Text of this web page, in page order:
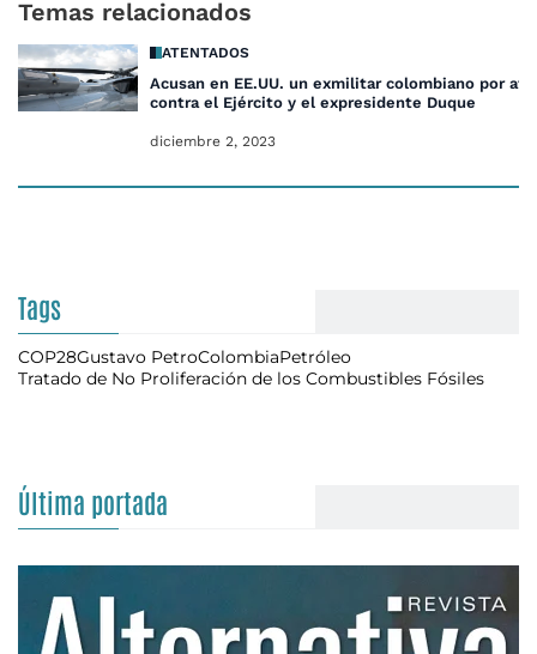
Temas relacionados
ATENTADOS
Acusan en EE.UU. un exmilitar colombiano por
contra el Ejército y el expresidente Duque
diciembre 2, 2023
Tags
COP28Gustavo PetroColombiaPetróleo
Tratado de No Proliferación de los Combustibles Fósiles
Última portada